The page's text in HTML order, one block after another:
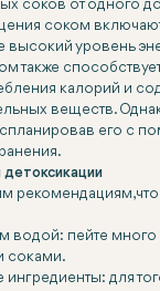
соков от одного
соком
высокий уровень
также
калорий и
веществ.
его с
рекомендациям,
водой: пейте
соками.
для